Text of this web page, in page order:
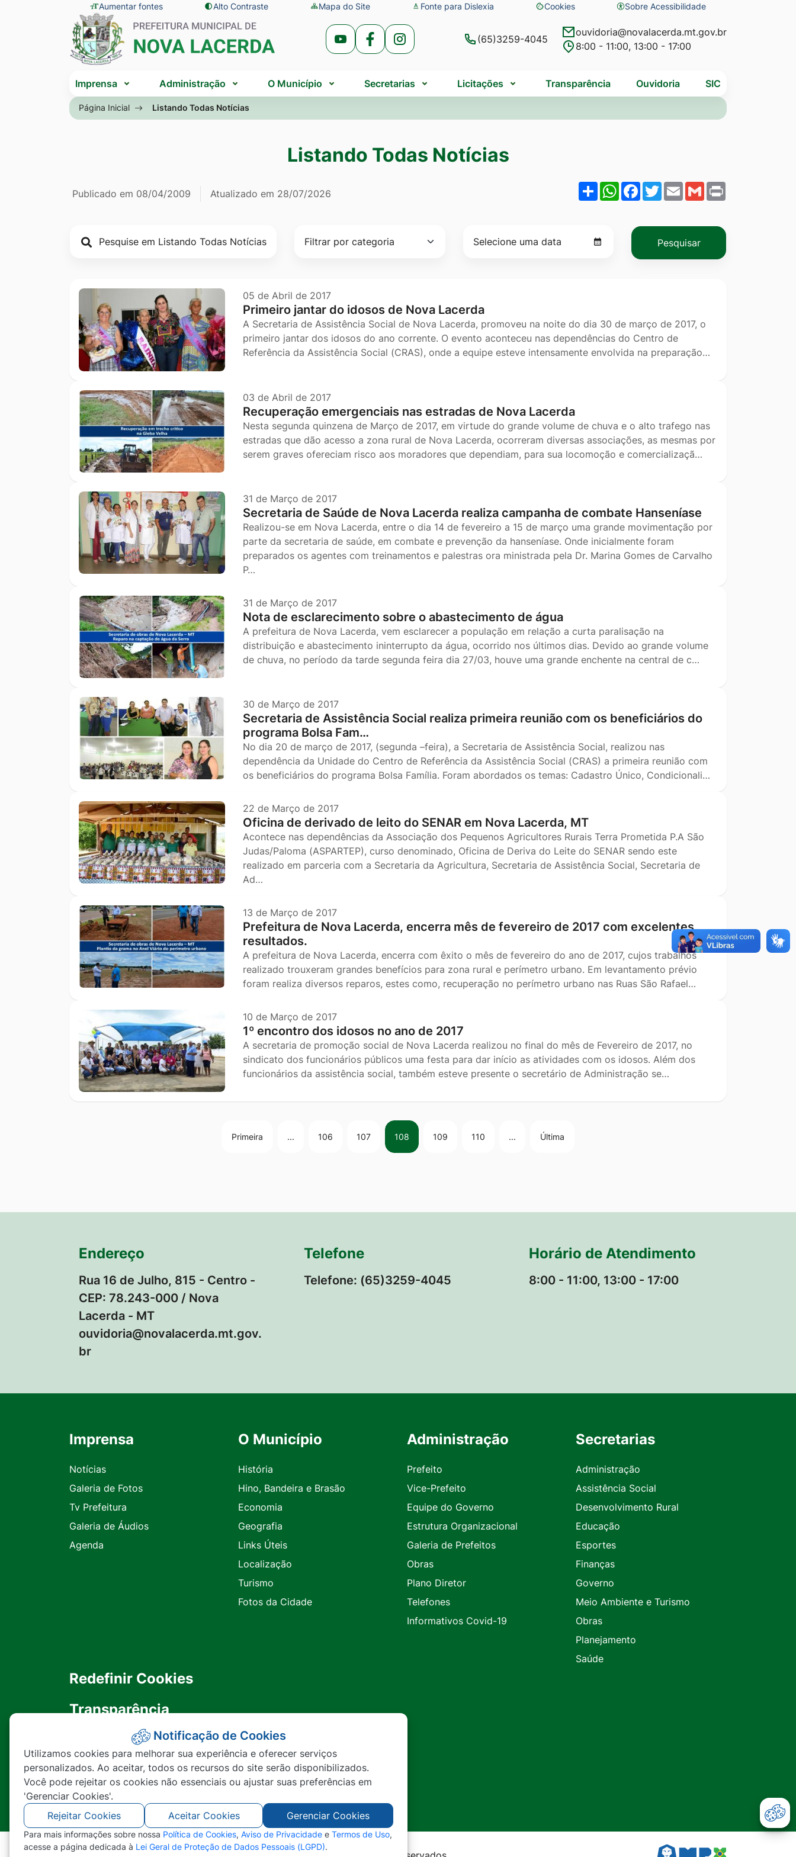
Seção
de
atalhos
e
links
de
acessibilidade
para
o
conteúdo
[alt+1]
Ir
para
busca
para
rodapé
[alt+4]
Aumentar fontes Alto Contraste Mapa do Site Fonte para Dislexia Cookies
Abrir
preferências
de
Sobre Acessibilidade
Seção
do
menu
Acessar
Rede
Social
Youtube
Acessar
Rede
Social
Facebook
Acessar
Rede
Social
Instagram
(65)3259-4045
ouvidoria@novalacerda.mt.gov.br
8:00 - 11:00, 13:00 - 17:00
menu
Imprensa Administração O Município Secretarias Licitações Transparência Ouvidoria SIC
Página Inicial Listando Todas Notícias
Listando Todas Notícias
Página Listando Todas Notícias
Informações
de
publicação
Publicado em 08/04/2009 Atualizado em 28/07/2026 ShareWhatsApp
Facebook
Twitter
EmailGmail
Pesquisar
05 de Abril de 2017
Primeiro jantar do idosos de Nova Lacerda
A Secretaria de Assistência Social de Nova Lacerda, promoveu na noite do dia 30 de março de 2017, o
primeiro jantar dos idosos do ano corrente. O evento aconteceu nas dependências do Centro de
Referência da Assistência Social (CRAS), onde a equipe esteve intensamente envolvida na preparação…
03 de Abril de 2017
Recuperação emergenciais nas estradas de Nova Lacerda
Nesta segunda quinzena de Março de 2017, em virtude do grande volume de chuva e o alto trafego nas
estradas que dão acesso a zona rural de Nova Lacerda, ocorreram diversas associações, as mesmas por
serem graves ofereciam risco aos moradores que dependiam, para sua locomoção e comercializaçã…
31 de Março de 2017
Secretaria de Saúde de Nova Lacerda realiza campanha de combate Hanseníase
Realizou-se em Nova Lacerda, entre o dia 14 de fevereiro a 15 de março uma grande movimentação por
parte da secretaria de saúde, em combate e prevenção da hanseníase. Onde inicialmente foram
preparados os agentes com treinamentos e palestras ora ministrada pela Dr. Marina Gomes de Carvalho
P…
31 de Março de 2017
Nota de esclarecimento sobre o abastecimento de água
A prefeitura de Nova Lacerda, vem esclarecer a população em relação a curta paralisação na
distribuição e abastecimento ininterrupto da água, ocorrido nos últimos dias. Devido ao grande volume
de chuva, no período da tarde segunda feira dia 27/03, houve uma grande enchente na central de c…
30 de Março de 2017
Secretaria de Assistência Social realiza primeira reunião com os beneficiários do
programa Bolsa Fam…
No dia 20 de março de 2017, (segunda –feira), a Secretaria de Assistência Social, realizou nas
dependência da Unidade do Centro de Referência da Assistência Social (CRAS) a primeira reunião com
os beneficiários do programa Bolsa Família. Foram abordados os temas: Cadastro Único, Condicionali…
22 de Março de 2017
Oficina de derivado de leito do SENAR em Nova Lacerda, MT
Acontece nas dependências da Associação dos Pequenos Agricultores Rurais Terra Prometida P.A São
Judas/Paloma (ASPARTEP), curso denominado, Oficina de Deriva do Leite do SENAR sendo este
realizado em parceria com a Secretaria da Agricultura, Secretaria de Assistência Social, Secretaria de
Ad…
13 de Março de 2017
Prefeitura de Nova Lacerda, encerra mês de fevereiro de 2017 com excelentes
resultados.
A prefeitura de Nova Lacerda, encerra com êxito o mês de fevereiro do ano de 2017, cujos trabalhos
realizado trouxeram grandes benefícios para zona rural e perímetro urbano. Em levantamento prévio
foram realiza diversos reparos, estes como, recuperação no perímetro urbano nas Ruas São Rafael…
10 de Março de 2017
1º encontro dos idosos no ano de 2017
A secretaria de promoção social de Nova Lacerda realizou no final do mês de Fevereiro de 2017, no
sindicato dos funcionários públicos uma festa para dar início as atividades com os idosos. Além dos
funcionários da assistência social, também esteve presente o secretário de Administração se…
Primeira ... 106 107 108 109 110 ... Última
Endereço
Rua 16 de Julho, 815 - Centro -
CEP: 78.243-000 / Nova
Lacerda - MT
ouvidoria@novalacerda.mt.gov.
br
Telefone
Telefone: (65)3259-4045
Horário de Atendimento
8:00 - 11:00, 13:00 - 17:00
Seção do Rodapé e Contato
Imprensa
Notícias
Galeria de Fotos
Tv Prefeitura
Galeria de Áudios
Agenda
O Município
História
Hino, Bandeira e Brasão
Economia
Geografia
Links Úteis
Localização
Turismo
Fotos da Cidade
Administração
Prefeito
Vice-Prefeito
Equipe do Governo
Estrutura Organizacional
Galeria de Prefeitos
Obras
Plano Diretor
Telefones
Informativos Covid-19
Secretarias
Administração
Assistência Social
Desenvolvimento Rural
Educação
Esportes
Finanças
Governo
Meio Ambiente e Turismo
Obras
Planejamento
Saúde
Redefinir Cookies
Transparência
Ouvidoria
SIC
Notificação de Cookies
Utilizamos cookies para melhorar sua experiência e oferecer serviços
personalizados. Ao aceitar, todos os recursos do site serão disponibilizados.
Você pode rejeitar os cookies não essenciais ou ajustar suas preferências em
'Gerenciar Cookies'.
Rejeitar Cookies
Aceitar Cookies Gerenciar Cookies
Para mais informações sobre nossa Política de Cookies, Aviso de Privacidade e Termos de Uso,
acesse a página dedicada à Lei Geral de Proteção de Dados Pessoais (LGPD).